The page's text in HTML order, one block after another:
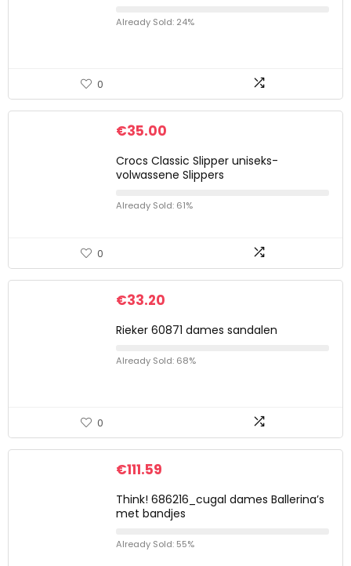
Already Sold: 24%
0
€35.00
Crocs Classic Slipper uniseks-
volwassene Slippers
Already Sold: 61%
0
€33.20
Rieker 60871 dames sandalen
Already Sold: 68%
0
€111.59
Think! 686216_cugal dames Ballerina’s
met bandjes
Already Sold: 55%